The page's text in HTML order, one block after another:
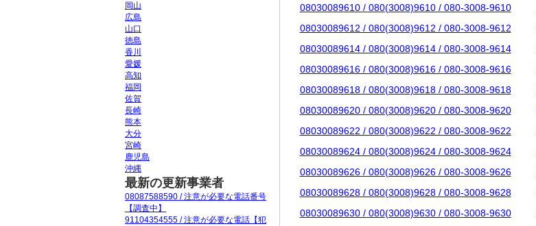
08030089610 / 080(3008)9610 / 080-3008-9610
08030089612 / 080(3008)9612 / 080-3008-9612
08030089614 / 080(3008)9614 / 080-3008-9614
08030089616 / 080(3008)9616 / 080-3008-9616
08030089618 / 080(3008)9618 / 080-3008-9618
08030089620 / 080(3008)9620 / 080-3008-9620
08030089622 / 080(3008)9622 / 080-3008-9622
08030089624 / 080(3008)9624 / 080-3008-9624
08030089626 / 080(3008)9626 / 080-3008-9626
08030089628 / 080(3008)9628 / 080-3008-9628
08030089630 / 080(3008)9630 / 080-3008-9630
岡山
広島
山口
徳島
香川
愛媛
高知
福岡
佐賀
長崎
熊本
大分
宮崎
鹿児島
沖縄
最新の更新事業者
08087588590 / 注意が必要な電話番号
【調査中】
91104354555 / 注意が必要な電話【犯